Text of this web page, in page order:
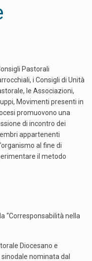
Pastorali
i Consigli di Unità
le Associazioni,
Movimenti presenti in
promuovono una
di incontro dei
appartenenti
al fine di
il metodo
“Corresponsabilità nella
Diocesano e
nominata dal